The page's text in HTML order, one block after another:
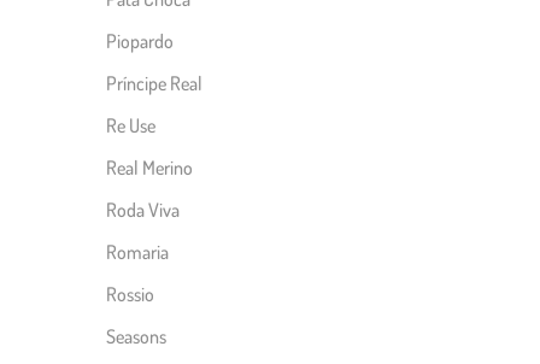
Piopardo
Príncipe Real
Re Use
Real Merino
Roda Viva
Romaria
Rossio
Seasons